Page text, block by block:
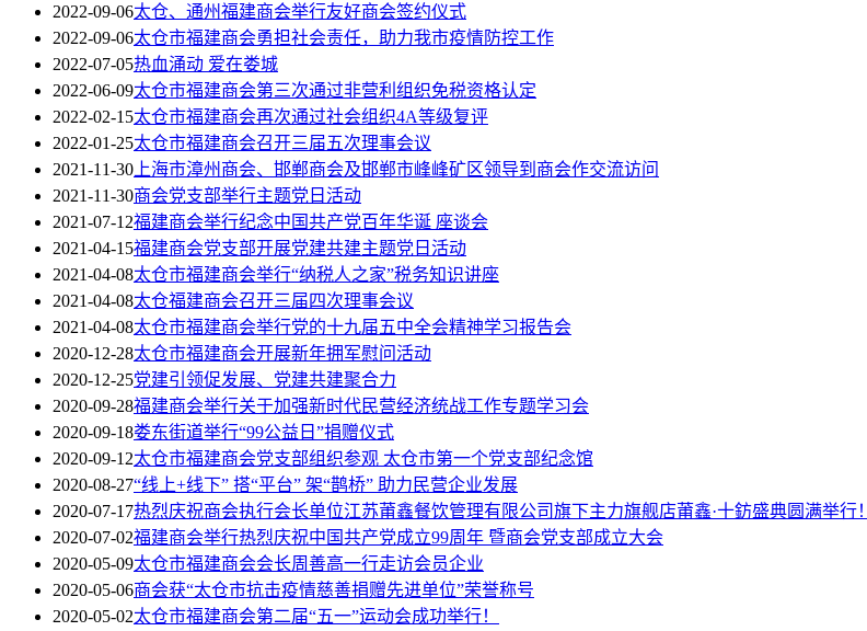
2022-09-06太仓、通州福建商会举行友好商会签约仪式
2022-09-06太仓市福建商会勇担社会责任，助力我市疫情防控工作
2022-07-05热血涌动 爱在娄城
2022-06-09太仓市福建商会第三次通过非营利组织免税资格认定
2022-02-15太仓市福建商会再次通过社会组织4A等级复评
2022-01-25太仓市福建商会召开三届五次理事会议
2021-11-30上海市漳州商会、邯郸商会及邯郸市峰峰矿区领导到商会作交流访问
2021-11-30商会党支部举行主题党日活动
2021-07-12福建商会举行纪念中国共产党百年华诞 座谈会
2021-04-15福建商会党支部开展党建共建主题党日活动
2021-04-08太仓市福建商会举行“纳税人之家”税务知识讲座
2021-04-08太仓福建商会召开三届四次理事会议
2021-04-08太仓市福建商会举行党的十九届五中全会精神学习报告会
2020-12-28太仓市福建商会开展新年拥军慰问活动
2020-12-25党建引领促发展、党建共建聚合力
2020-09-28福建商会举行关于加强新时代民营经济统战工作专题学习会
2020-09-18娄东街道举行“99公益日”捐赠仪式
2020-09-12太仓市福建商会党支部组织参观 太仓市第一个党支部纪念馆
2020-08-27“线上+线下” 搭“平台” 架“鹊桥” 助力民营企业发展
2020-07-17热烈庆祝商会执行会长单位江苏莆鑫餐饮管理有限公司旗下主力旗舰店莆鑫·十鈁盛典圆满举行！
2020-07-02福建商会举行热烈庆祝中国共产党成立99周年 暨商会党支部成立大会
2020-05-09太仓市福建商会会长周善高一行走访会员企业
2020-05-06商会获“太仓市抗击疫情慈善捐赠先进单位”荣誉称号
2020-05-02太仓市福建商会第二届“五一”运动会成功举行！